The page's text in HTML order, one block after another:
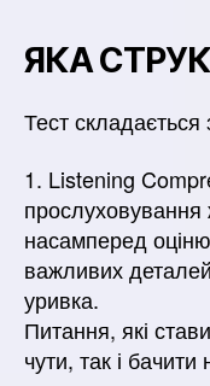
ЯКА
Тест складається
1. Listening
прослуховування
насамперед
важливих
уривка.
Питання, які
чути, так і бачити